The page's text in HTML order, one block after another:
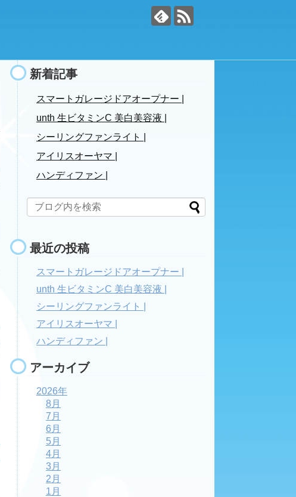
新着記事
スマートガレージドアオープナー |
unth 生ビタミンC 美白美容液 |
シーリングファンライト |
アイリスオーヤマ |
ハンディファン |
最近の投稿
スマートガレージドアオープナー |
unth 生ビタミンC 美白美容液 |
シーリングファンライト |
アイリスオーヤマ |
ハンディファン |
アーカイブ
2026年
8月
7月
6月
5月
4月
3月
2月
1月